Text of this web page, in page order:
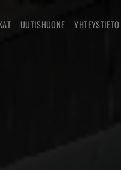
UUTISHUONE YHTEYSTIETO